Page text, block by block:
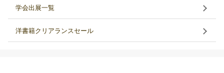
学会出展一覧
洋書籍クリアランスセール